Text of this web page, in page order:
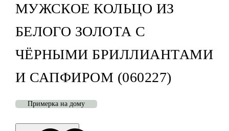
МУЖСКОЕ КОЛЬЦО ИЗ
БЕЛОГО ЗОЛОТА С
ЧЁРНЫМИ БРИЛЛИАНТАМИ
И САПФИРОМ (060227)
Примерка на дому